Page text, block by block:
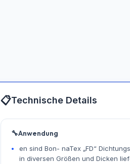
📋Technische Details
🔧Anwendung
en sind Bon- naTex „FD“
in diversen Größen und Dicken